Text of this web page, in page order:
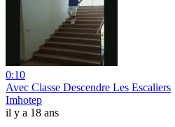
0:10
Avec Classe Descendre Les Escaliers
Imhotep
il y a 18 ans